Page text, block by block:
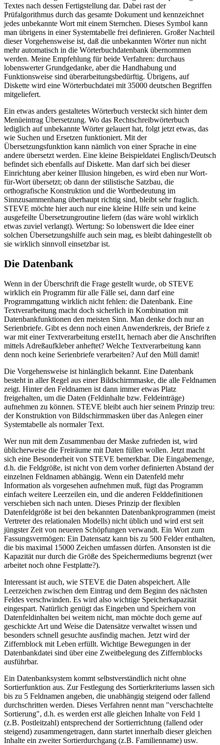
Textes nach dessen Fertigstellung dar. Dabei rast der
Prüfalgorithmus durch das gesamte Dokument und kennzeichnet
jedes unbekannte Wort mit einem Sternchen. Dieses Symbol kann
man übrigens in einer Systemtabelle frei definieren. Großer Nachteil
dieser Vorgehensweise ist, daß die unbekannten Wörter nun nicht
mehr automatisch in die Wörterbuchdatenbank übernommen
werden. Meine Empfehlung für beide Verfahren: durchaus
lobenswerter Grundgedanke, aber die Handhabung und
Funktionsweise sind überarbeitungsbedürftig. Übrigens, auf
Diskette wird eine Wörterbuchdatei mit 35000 deutschen Begriffen
mitgeliefert.
Ein etwas anders gestaltetes Wörterbuch versteckt sich hinter dem
Menüeintrag Übersetzung. Wo das Rechtschreibwörterbuch
lediglich auf unbekannte Wörter gelauert hat, folgt jetzt etwas, das
wie Suchen und Ersetzen funktioniert. Mit der
Übersetzungsfunktion kann nämlich von einer Sprache in eine
andere übersetzt werden. Eine kleine Beispieldatei Englisch/Deutsch
befindet sich ebenfalls auf Diskette. Man darf sich bei dieser
Einrichtung aber keiner Illusion hingeben, es wird eben nur Wort-
für-Wort übersetzt; ob dann der stilistische Satzbau, die
orthografische Konstruktion und die Wortbedeutung im
Sinnzusammenhang überhaupt richtig sind, bleibt sehr fraglich.
STEVE möchte hier auch nur eine kleine Hilfe sein und keine
ausgefeilte Übersetzungroutine liefern (das wäre wohl wirklich
etwas zuviel verlangt). Wertung: So lobenswert die Idee einer
solchen Übersetzungshilfe auch sein mag, es bleibt dahingestellt ob
sie wirklich sinnvoll einsetzbar ist.
Die Datenbank
Wenn in der Überschrift die Frage gestellt wurde, ob STEVE
wirklich ein Programm für alle Fälle sei, dann darf eine
Programmgattung wirklich nicht fehlen: die Datenbank. Eine
Textverarbeitung macht doch sicherlich in Kombination mit
Datenbankfunktionen den meisten Sinn. Man denke doch nur an
Serienbriefe. Gibt es denn noch einen Anwenderkreis, der Briefe z
war mit einer Textverarbeitung erstel1t, hernach aber die Anschriften
mittels Adreßaufkleber anheftet? Welche Textverarbeitung kann
denn noch keine Serienbriefe verarbeiten? Auf den Müll damit!
Die Vorgehensweise ist hinlänglich bekannt. Eine Datenbank
besteht in aller Regel aus einer Bildschirmmaske, die alle Feldnamen
zeigt. Hinter den Feldnamen ist dann immer etwas Platz
freigehalten, um die Daten (Feldinhalte bzw. Feldeinträge)
aufnehmen zu können. STEVE bleibt auch hier seinem Prinzip treu:
der Konstruktion von Bildschirmmasken über das Anlegen einer
Systemtabelle als normaler Text.
Wer nun mit dem Zusammenbau der Maske zufrieden ist, wird
üblicherweise die Freiräume mit Daten füllen wollen. Jetzt macht
sich eine Besonderheit von STEVE bemerkbar. Die Eingabemenge,
d.h. die Feldgröße, ist nicht von dem vorher definierten Abstand der
einzelnen Feldnamen abhängig. Wenn ein Datenfeld mehr
Information als vorgesehen aufnehmen muß, fügt das Programm
einfach weitere Leerzeilen ein, und die anderen Felddefinitionen
verschieben sich nach unten. Dieses Prinzip der flexiblen
Datenfeldgröße ist bei den bekannten Datenbankprogrammen (meist
Vertreter des relationalen Modells) nicht üblich und wird erst seit
jüngster Zeit von neueren Schöpfungen verwandt. Ein Wort zum
Fassungsvermögen: Ein Datensatz kann bis zu 500 Felder enthalten,
die bis maximal 15000 Zeichen umfassen dürfen. Ansonsten ist die
Kapazität nur durch die Größe des Speichermediums begrenzt (wer
arbeitet noch ohne Festplatte?).
Interessant ist auch, wie STEVE die Daten abspeichert. Alle
Leerzeichen zwischen dem Eintrag und dem Beginn des nächsten
Feldes verschwinden. Es wird also wichtige Speicherkapazität
eingespart. Natürlich genügt das Eingeben und Speichern von
Datenfeldinhalten bei weitem nicht, man möchte doch gerne auf
geschickte Art und Weise die Datensätze verwaltet wissen und
besonders schnell gesuchte ausfindig machen. Jetzt wird der
Ziffernblock mit Leben erfüllt. Wichtige Bewegungen in der
Datenbankdatei sind über eine Zweitbelegung des Ziffernblocks
ausführbar.
Ein Datenbanksystem kommt selbstverständlich nicht ohne
Sortierfunktion aus. Zur Festlegung des Sortierkriteriums lassen sich
bis zu 5 Feldnamen angeben, die unabhängig steigend oder fallend
durchschritten werden. Dieses Verfahren nennt man "verschachtelte
Sortierung", d.h. es werden erst alle gleichen Inhalte von Feld 1
(z.B. Postleitzahl) entsprechend der Sortierrichtung (fallend oder
steigend) zusammengetragen, dann startet innerhalb dieser gleichen
Inhalte ein zweiter Sortierdurchgang (z.B. Familienname) usw.